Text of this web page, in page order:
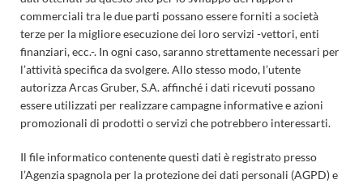
commerciali tra le due parti possano essere forniti a società
terze per la migliore esecuzione dei loro servizi -vettori, enti
finanziari, ecc.-. In ogni caso, saranno strettamente necessari per
l’attività specifica da svolgere. Allo stesso modo, l’utente
autorizza Arcas Gruber, S.A. affinché i dati ricevuti possano
essere utilizzati per realizzare campagne informative e azioni
promozionali di prodotti o servizi che potrebbero interessarti.
Il file informatico contenente questi dati è registrato presso
l’Agenzia spagnola per la protezione dei dati personali (AGPD) e